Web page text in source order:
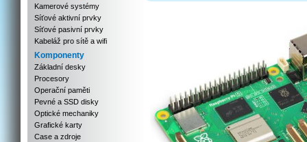
Kamerové systémy
Síťové aktivní prvky
Síťové pasivní prvky
Kabeláž pro sítě a wifi
Komponenty
Základní desky
Procesory
Operační paměti
Pevné a SSD disky
Optické mechaniky
Grafické karty
Case a zdroje